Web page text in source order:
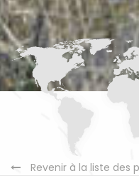
Revenir à la liste des